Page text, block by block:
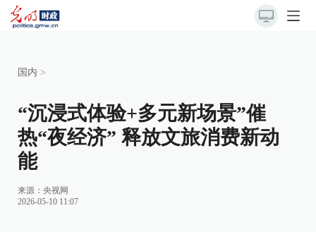
国内 >
“沉浸式体验+多元新场景”催
热“夜经济” 释放文旅消费新动
能
来源： 央视网
2026-05-10 11:07